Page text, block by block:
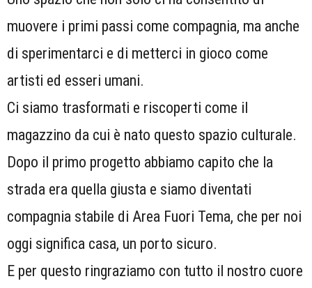
muovere i primi passi come compagnia, ma anche
di sperimentarci e di metterci in gioco come
artisti ed esseri umani.
Ci siamo trasformati e riscoperti come il
magazzino da cui è nato questo spazio culturale.
Dopo il primo progetto abbiamo capito che la
strada era quella giusta e siamo diventati
compagnia stabile di Area Fuori Tema, che per noi
oggi significa casa, un porto sicuro.
E per questo ringraziamo con tutto il nostro cuore